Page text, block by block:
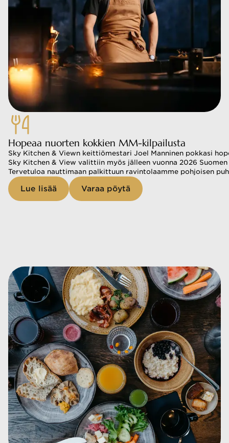
Hopeaa nuorten kokkien MM-kilpailusta
Sky Kitchen & Viewn keittiömestari Joel Manninen pokkasi
Sky Kitchen & View valittiin myös jälleen vuonna 2026
Tervetuloa nauttimaan palkittuun ravintolaamme pohjoisen
Lue lisää Varaa pöytä